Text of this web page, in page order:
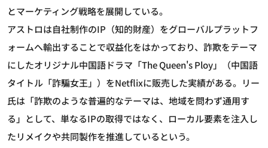
とマーケティング戦略を展開している。
アストロは自社制作のIP（知的財産）をグローバルプラットフ
ォームへ輸出することで収益化をはかっており、詐欺をテーマ
にしたオリジナル中国語ドラマ「The Queen's Ploy」（中国語
タイトル「詐騙女王」）をNetflixに販売した実績がある。リー
氏は「詐欺のような普遍的なテーマは、地域を問わず通用す
る」として、単なるIPの取得ではなく、ローカル要素を注入し
たリメイクや共同製作を推進しているという。